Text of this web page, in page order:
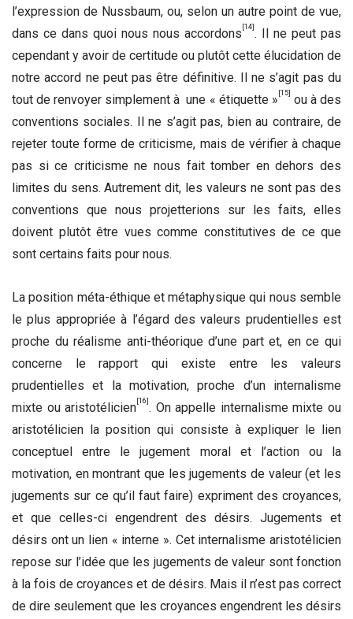
l’expression de Nussbaum, ou, selon un autre point de vue,
dans ce dans quoi nous nous accordons [14] . Il ne peut pas
cependant y avoir de certitude ou plutôt cette élucidation de
notre accord ne peut pas être définitive. Il ne s’agit pas du
tout de renvoyer simplement à une « étiquette » [15] ou à des
conventions sociales. Il ne s’agit pas, bien au contraire, de
rejeter toute forme de criticisme, mais de vérifier à chaque
pas si ce criticisme ne nous fait tomber en dehors des
limites du sens. Autrement dit, les valeurs ne sont pas des
conventions que nous projetterions sur les faits, elles
doivent plutôt être vues comme constitutives de ce que
sont certains faits pour nous.
La position méta-éthique et métaphysique qui nous semble
le plus appropriée à l’égard des valeurs prudentielles est
proche du réalisme anti-théorique d’une part et, en ce qui
concerne le rapport qui existe entre les valeurs
prudentielles et la motivation, proche d’un internalisme
mixte ou aristotélicien [16] . On appelle internalisme mixte ou
aristotélicien la position qui consiste à expliquer le lien
conceptuel entre le jugement moral et l’action ou la
motivation, en montrant que les jugements de valeur (et les
jugements sur ce qu’il faut faire) expriment des croyances,
et que celles-ci engendrent des désirs. Jugements et
désirs ont un lien « interne ». Cet internalisme aristotélicien
repose sur l’idée que les jugements de valeur sont fonction
à la fois de croyances et de désirs. Mais il n’est pas correct
de dire seulement que les croyances engendrent les désirs